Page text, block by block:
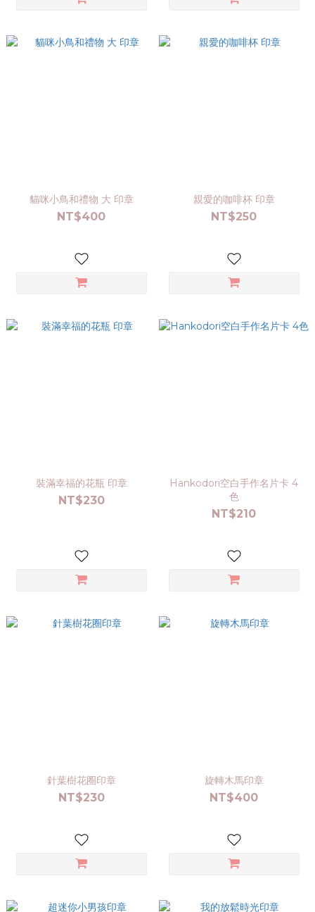
貓咪小鳥和禮物 大 印章
NT$400
親愛的咖啡杯 印章
NT$250
裝滿幸福的花瓶 印章
NT$230
Hankodori空白手作名片卡 4
色
NT$210
針葉樹花圈印章
NT$230
旋轉木馬印章
NT$400